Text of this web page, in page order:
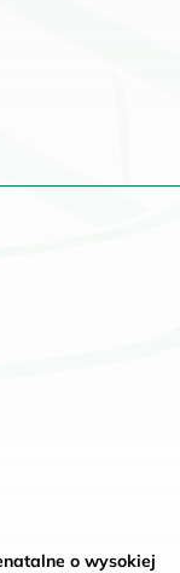
o wysokiej